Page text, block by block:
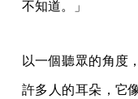
不知道。」
以一個聽眾的角度
許多人的耳朵，它